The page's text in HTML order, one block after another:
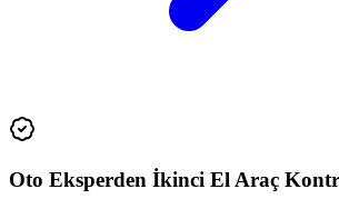
Oto Eksperden İkinci El Araç